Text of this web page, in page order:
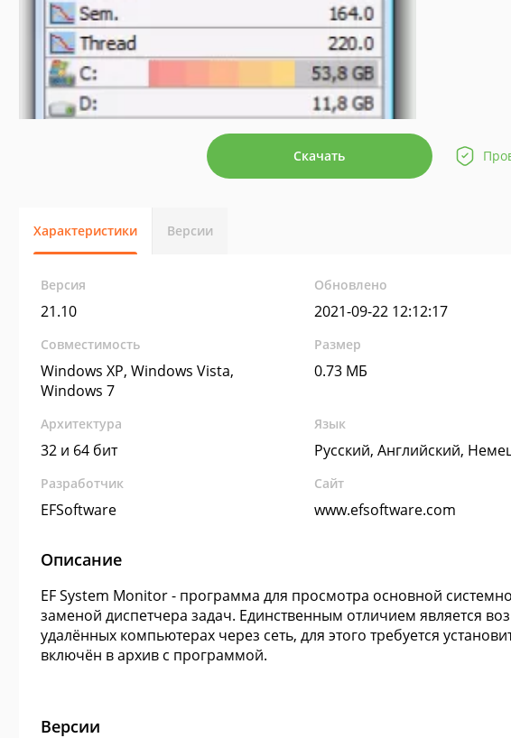
Скачать
Характеристики Версии
Версия
21.10
Обновлено
2021-09-22 12:12:17
Совместимость
Windows XP, Windows Vista,
Windows 7
Размер
0.73 МБ
Архитектура
32 и 64 бит
Язык
Русский, Английский,
Разработчик
EFSoftware
Сайт
www.efsoftware.com
Описание
EF System Monitor - программа для просмотра основной
заменой диспетчера задач. Единственным отличием является
удалённых компьютерах через сеть, для этого требуется
включён в архив с программой.
Версии